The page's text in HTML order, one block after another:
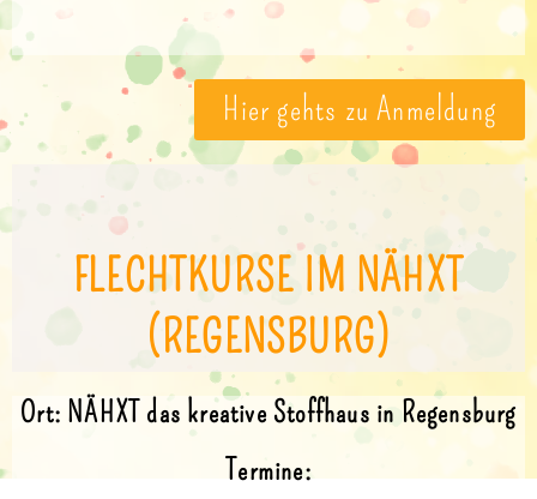
Hier gehts zu Anmeldung
FLECHTKURSE IM NÄHXT
(REGENSBURG)
Ort: NÄHXT das kreative Stoffhaus in Regensburg
Termine: